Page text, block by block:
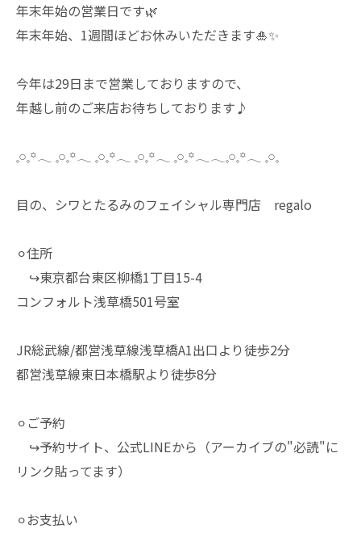
年末年始の営業日です🌿
年末年始、1週間ほどお休みいただきます🎍✨
今年は29日まで営業しておりますので、
年越し前のご来店お待ちしております♪
𓈒𓏸𓈒꙳𓂃 𓈒𓏸𓈒꙳𓂃 𓈒𓏸𓈒꙳𓂃 𓈒𓏸𓈒꙳𓂃 𓈒𓏸𓈒꙳𓂃𓂃𓈒𓏸𓈒꙳𓂃 𓈒𓏸𓈒
目の、シワとたるみのフェイシャル専門店 regalo
⚪︎住所
↪︎東京都台東区柳橋1丁目15-4
コンフォルト浅草橋501号室
JR総武線/都営浅草線浅草橋A1出口より徒歩2分
都営浅草線東日本橋駅より徒歩8分
⚪︎ご予約
↪︎予約サイト、公式LINEから（アーカイブの"必読"に
リンク貼ってます）
⚪︎お支払い